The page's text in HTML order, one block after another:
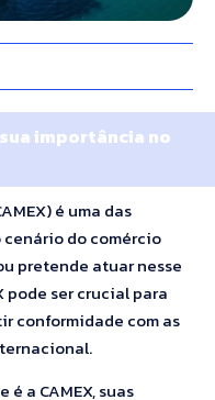
sua importância no
é uma das
do comércio
pretende atuar nesse
pode ser crucial para
conformidade com as
a CAMEX, suas